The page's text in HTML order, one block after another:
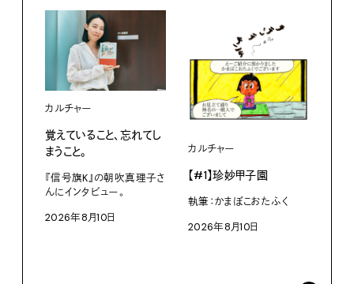
カルチャー
覚えていること、忘れてし
まうこと。
『信号旗K』の朝吹真理子さ
んにインタビュー。
2026年8月10日
カルチャー
【#1】珍妙甲子園
執筆：かまぼこおたふく
2026年8月10日